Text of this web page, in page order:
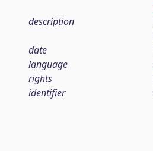
description
date
language
rights
identifier